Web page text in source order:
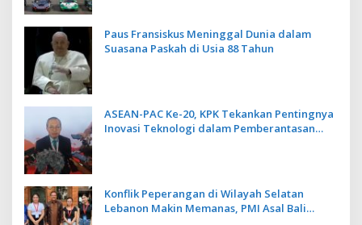
Paus Fransiskus Meninggal Dunia dalam
Suasana Paskah di Usia 88 Tahun
ASEAN-PAC Ke-20, KPK Tekankan Pentingnya
Inovasi Teknologi dalam Pemberantasan
Konflik Peperangan di Wilayah Selatan
Lebanon Makin Memanas, PMI Asal Bali